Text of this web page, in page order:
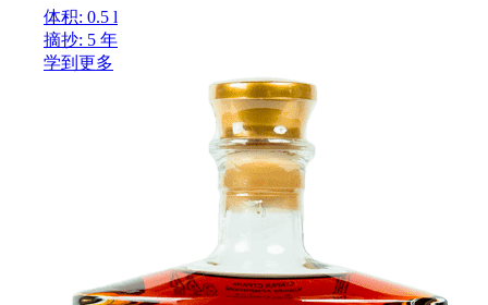
体积: 0.5 l
摘抄: 5 年
学到更多